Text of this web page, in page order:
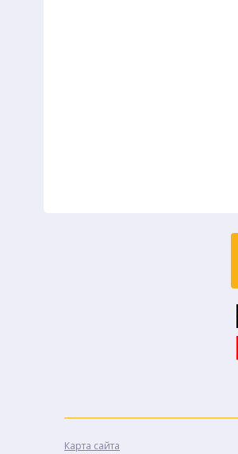
Карта сайта